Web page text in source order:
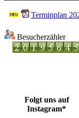
Terminplan
Besucherzähler
Folgt uns auf
Instagram*